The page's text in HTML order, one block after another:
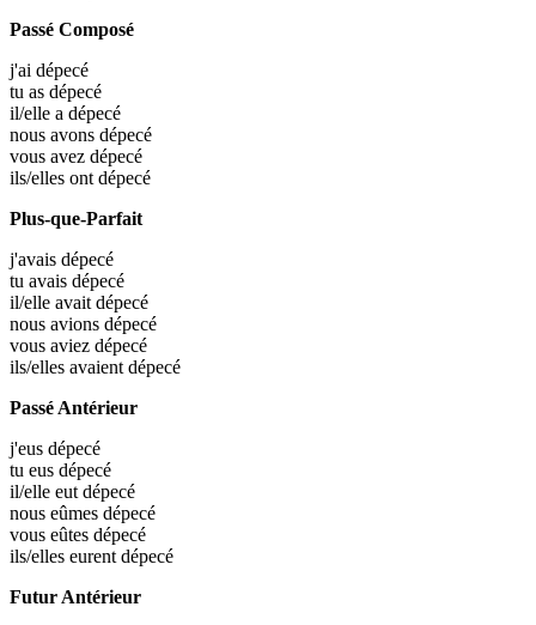
Passé Composé
j'ai dépecé
tu as dépecé
il/elle a dépecé
nous avons dépecé
vous avez dépecé
ils/elles ont dépecé
Plus-que-Parfait
j'avais dépecé
tu avais dépecé
il/elle avait dépecé
nous avions dépecé
vous aviez dépecé
ils/elles avaient dépecé
Passé Antérieur
j'eus dépecé
tu eus dépecé
il/elle eut dépecé
nous eûmes dépecé
vous eûtes dépecé
ils/elles eurent dépecé
Futur Antérieur